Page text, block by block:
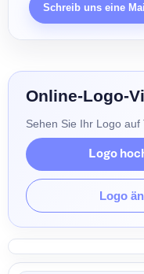
Schreib uns eine
Online-Logo-
Sehen Sie Ihr Logo
Logo
Logo